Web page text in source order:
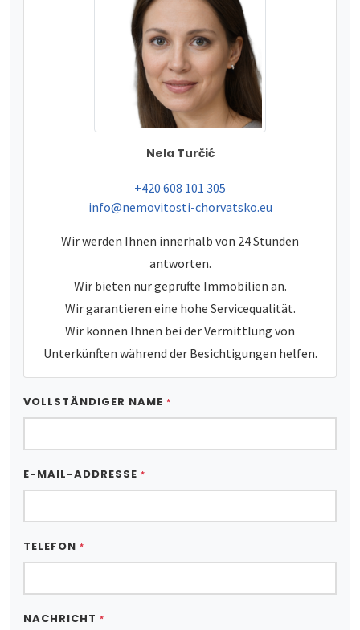
Nela Turčić
tel:
+420 608 101 305
e-mail:
info@nemovitosti-chorvatsko.eu
Wir werden Ihnen innerhalb von 24 Stunden
antworten.
Wir bieten nur geprüfte Immobilien an.
Wir garantieren eine hohe Servicequalität.
Wir können Ihnen bei der Vermittlung von
Unterkünften während der Besichtigungen helfen.
VOLLSTÄNDIGER NAME *
E-MAIL-ADDRESSE *
TELEFON *
NACHRICHT *